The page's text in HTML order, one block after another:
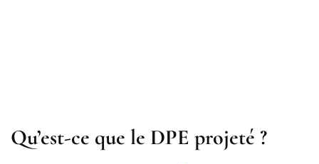
Qu’est-ce que le DPE projeté ?